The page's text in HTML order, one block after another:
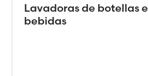
Lavadoras de botellas
bebidas